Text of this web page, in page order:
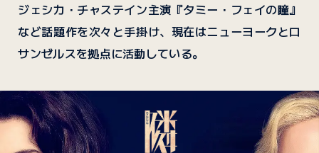
ジェシカ・チャステイン主演『タミー・フェイの瞳』
など話題作を次々と手掛け、現在はニューヨークとロ
サンゼルスを拠点に活動している。